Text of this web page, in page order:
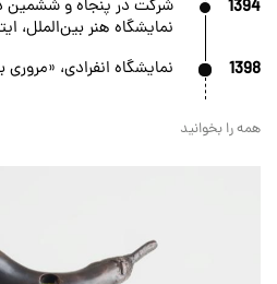
1394
شرکت در پنجاه و ششمین
نمایشگاه هنر بین‌الملل،
1398 نمایشگاه انفرادی، «مروری
همه را بخوانید